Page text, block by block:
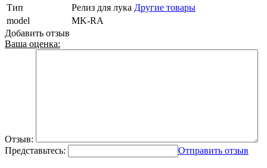
Тип
Релиз для лука Другие товары
model
MK-RA
Добавить отзыв
Ваша оценка:
Отзыв:
Представьтесь:
Отправить отзыв